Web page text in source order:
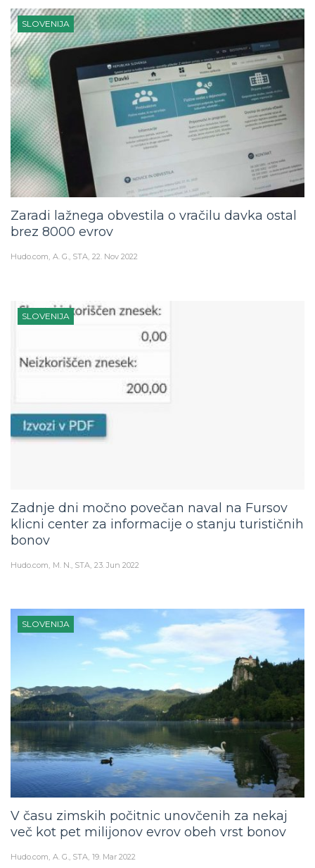
SLOVENIJA
Zaradi lažnega obvestila o vračilu davka ostal
brez 8000 evrov
Hudo.com A. G., STA 22. Nov 2022
SLOVENIJA
Zadnje dni močno povečan naval na Fursov
klicni center za informacije o stanju turističnih
bonov
Hudo.com M. N., STA 23. Jun 2022
SLOVENIJA
V času zimskih počitnic unovčenih za nekaj
več kot pet milijonov evrov obeh vrst bonov
Hudo.com A. G., STA 19. Mar 2022